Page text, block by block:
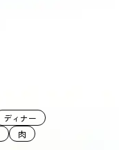
ディナー
肉